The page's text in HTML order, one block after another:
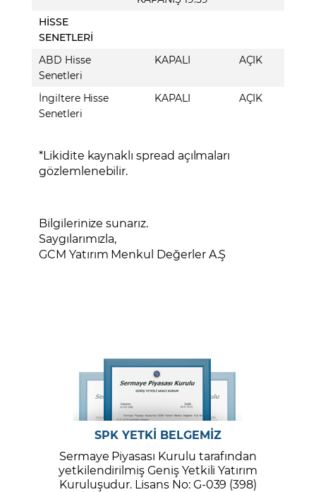
HİSSE
SENETLERİ
ABD Hisse
Senetleri
KAPALI AÇIK
İngiltere Hisse
Senetleri
KAPALI AÇIK
*Likidite kaynaklı spread açılmaları
gözlemlenebilir.
Bilgilerinize sunarız.
Saygılarımızla,
GCM Yatırım Menkul Değerler A.Ş
SPK YETKİ BELGEMİZ
Sermaye Piyasası Kurulu tarafından
yetkilendirilmiş Geniş Yetkili Yatırım
Kuruluşudur. Lisans No: G-039 (398)